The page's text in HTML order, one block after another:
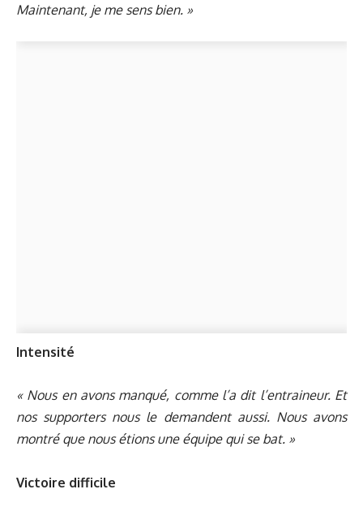
Maintenant, je me sens bien. »
Intensité
« Nous en avons manqué, comme l’a dit l’entraineur. Et
nos supporters nous le demandent aussi. Nous avons
montré que nous étions une équipe qui se bat. »
Victoire difficile